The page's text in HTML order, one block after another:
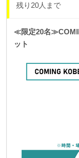
残り20人まで
≪限定20名
ット